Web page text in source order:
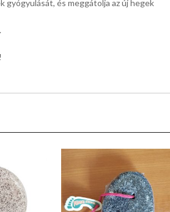
gyógyulását, és meggátolja az új hegek